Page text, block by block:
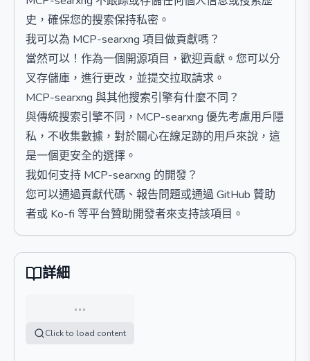
史，確保您的搜索保持私密。
我可以為 MCP-searxng 項目做貢獻嗎？
當然可以！作為一個開源項目，歡迎貢獻。您可以分
叉存儲庫，進行更改，並提交拉取請求。
MCP-searxng 與其他搜索引擎有什麼不同？
與傳統搜索引擎不同，MCP-searxng 優先考慮用戶隱
私，不收集數據，對於關心在線足跡的用戶來說，這
是一個更安全的選擇。
我如何支持 MCP-searxng 的開發？
您可以通過貢獻代碼、報告問題或通過 GitHub 贊助
者或 Ko-fi 等平台贊助開發者來支持該項目。
詳細
…
Click to load content